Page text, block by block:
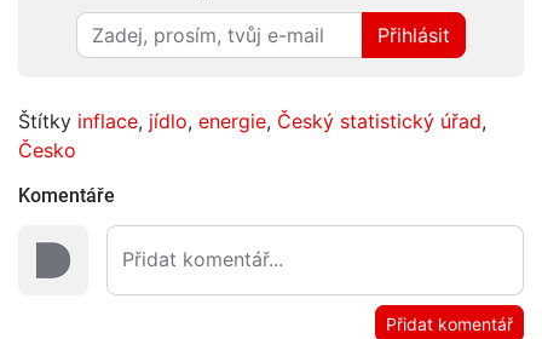
Přihlásit
Štítky inflace, jídlo, energie, Český statistický úřad,
Česko
Komentáře
Přidat komentář